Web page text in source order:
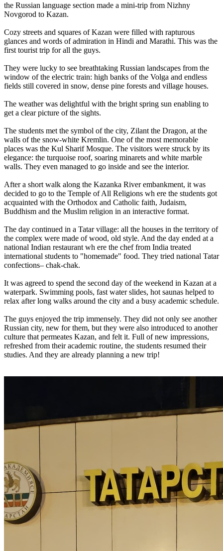
the Russian language section made a mini-trip from Nizhny
Novgorod to Kazan.
Cozy streets and squares of Kazan were filled with rapturous
glances and words of admiration in Hindi and Marathi. This was the
first tourist trip for all the guys.
They were lucky to see breathtaking Russian landscapes from the
window of the electric train: high banks of the Volga and endless
fields still covered in snow, dense pine forests and village houses.
The weather was delightful with the bright spring sun enabling to
get a clear picture of the sights.
The students met the symbol of the city, Zilant the Dragon, at the
walls of the snow-white Kremlin. One of the most memorable
places was the Kul Sharif Mosque. The visitors were struck by its
elegance: the turquoise roof, soaring minarets and white marble
walls. They even managed to go inside and see the interior.
After a short walk along the Kazanka River embankment, it was
decided to go to the Temple of All Religions wh ere the students got
acquainted with the Orthodox and Catholic faith, Judaism,
Buddhism and the Muslim religion in an interactive format.
The day continued in a Tatar village: all the houses in the territory of
the complex were made of wood, old style. And the day ended at a
national Indian restaurant wh ere the chef from India treated
international students to "homemade" food. They tried national Tatar
confections– chak-chak.
It was agreed to spend the second day of the weekend in Kazan at a
waterpark. Swimming pools, fast water slides, hot saunas helped to
relax after long walks around the city and a busy academic schedule.
The guys enjoyed the trip immensely. They did not only see another
Russian city, new for them, but they were also introduced to another
culture that permeates Kazan, and felt it. Full of new impressions,
refreshed from their academic routine, the students resumed their
studies. And they are already planning a new trip!